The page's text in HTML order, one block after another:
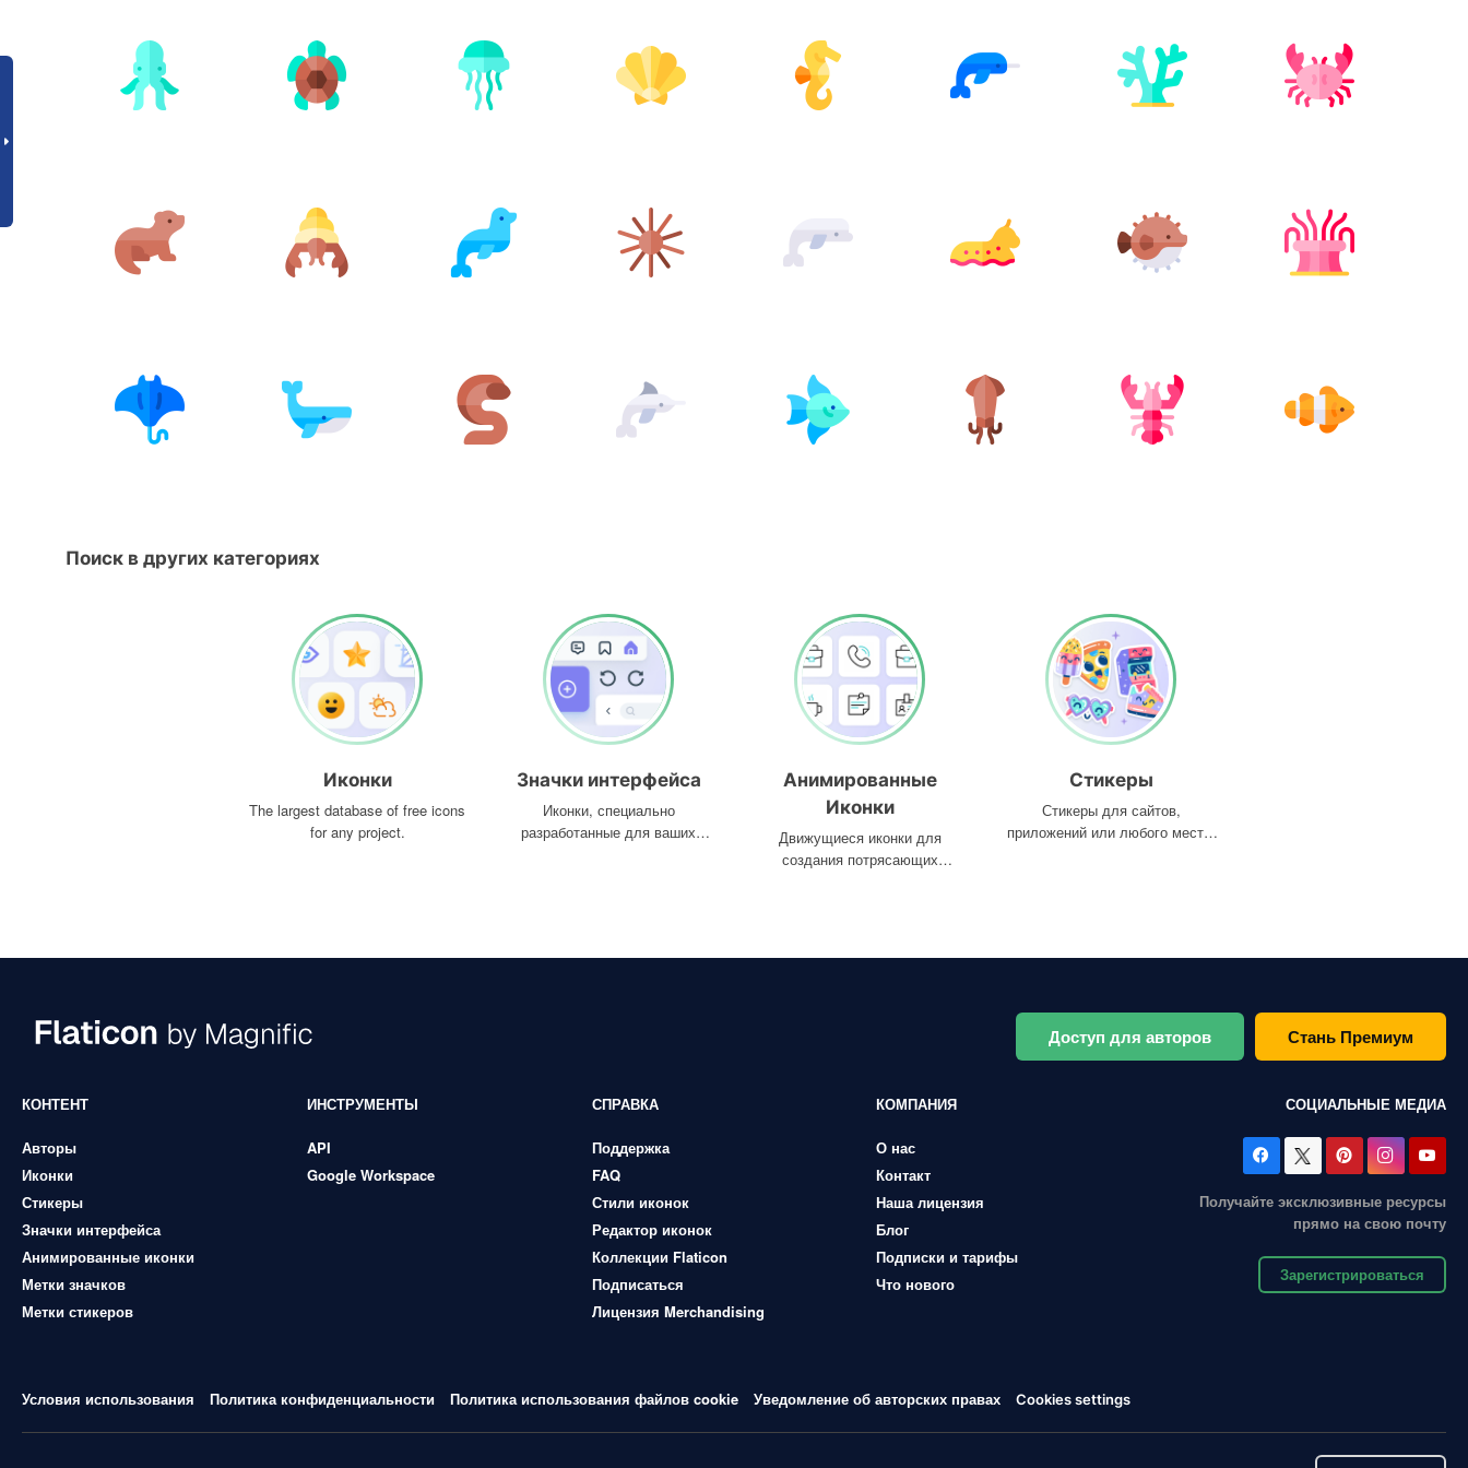
Поиск в других категориях
Иконки
The largest database of free icons
for any project.
Значки интерфейса
Иконки, специально
разработанные для ваших
Анимированные
Иконки
Движущиеся иконки для
создания потрясающих
Стикеры
Стикеры для сайтов,
приложений или любого места,
Доступ для авторов Стань Премиум
КОНТЕНТ
Авторы
Иконки
Стикеры
Значки интерфейса
Анимированные иконки
Метки значков
Метки стикеров
ИНСТРУМЕНТЫ
API
Google Workspace
СПРАВКА
Поддержка
FAQ
Стили иконок
Редактор иконок
Коллекции Flaticon
Подписаться
Лицензия Merchandising
КОМПАНИЯ
О нас
Контакт
Наша лицензия
Блог
Подписки и тарифы
Что нового
СОЦИАЛЬНЫЕ МЕДИА
Получайте эксклюзивные ресурсы
прямо на свою почту
Зарегистрироваться
Условия использования Политика конфиденциальности Политика использования файлов cookie Уведомление об авторских правах Cookies settings